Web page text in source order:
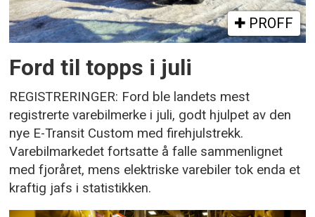
PROFF
Ford til topps i juli
REGISTRERINGER: Ford ble landets mest
registrerte varebilmerke i juli, godt hjulpet av den
nye E-Transit Custom med firehjulstrekk.
Varebilmarkedet fortsatte å falle sammenlignet
med fjoråret, mens elektriske varebiler tok enda et
kraftig jafs i statistikken.